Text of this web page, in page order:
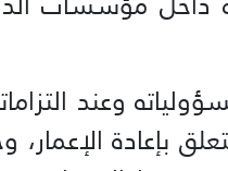
وعند
بإعادة